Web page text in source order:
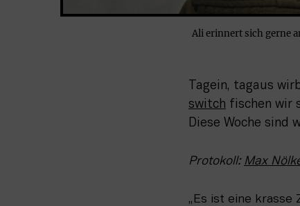
Ali erinnert sich gerne
Tagein, tagaus
switch fischen wir
Diese Woche sind
Protokoll: Max
„Es ist eine krasse